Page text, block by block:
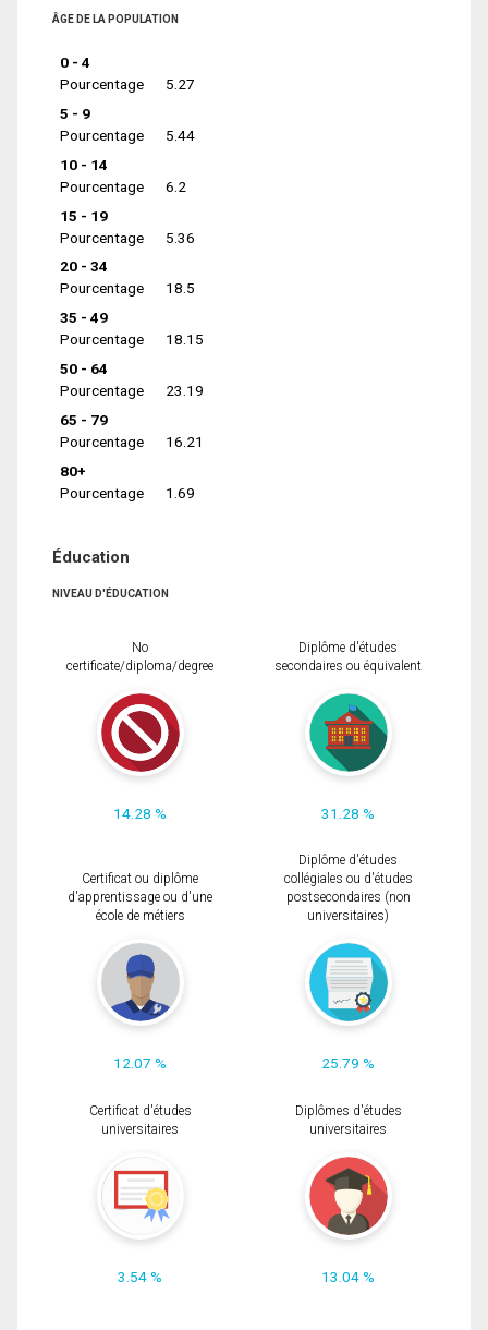
ÂGE DE LA POPULATION
0 - 4
Pourcentage
5.27
5 - 9
Pourcentage
5.44
10 - 14
Pourcentage
6.2
15 - 19
Pourcentage
5.36
20 - 34
Pourcentage
18.5
35 - 49
Pourcentage
18.15
50 - 64
Pourcentage
23.19
65 - 79
Pourcentage
16.21
80+
Pourcentage
1.69
Éducation
NIVEAU D'ÉDUCATION
No
certificate/diploma/degree
14.28 %
Diplôme d'études
secondaires ou équivalent
31.28 %
Certificat ou diplôme
d'apprentissage ou d'une
école de métiers
12.07 %
Diplôme d'études
collégiales ou d'études
postsecondaires (non
universitaires)
25.79 %
Certificat d'études
universitaires
3.54 %
Diplômes d'études
universitaires
13.04 %